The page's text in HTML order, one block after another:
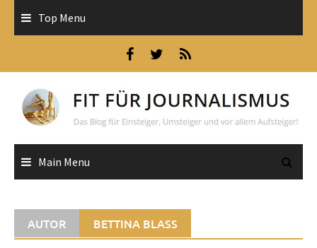
Top Menu
Main Menu
AUTOR BETTINA BLASS